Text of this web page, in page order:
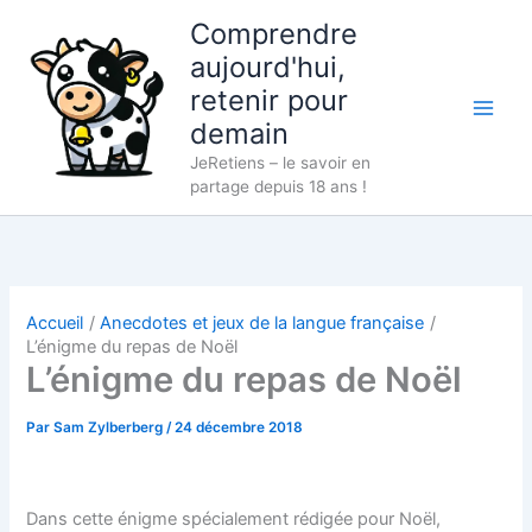
contenu
Comprendre
aujourd'hui,
retenir pour
demain
JeRetiens – le savoir en
partage depuis 18 ans !
Accueil
Anecdotes et jeux de la langue française
L’énigme du repas de Noël
L’énigme du repas de Noël
ParSam Zylberberg/24 décembre 2018
Dans cette énigme spécialement rédigée pour Noël,